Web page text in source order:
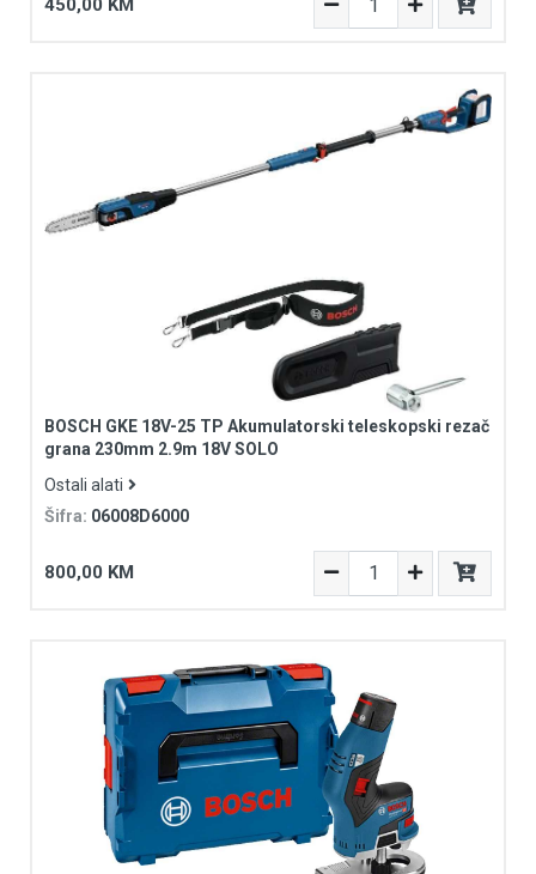
450,00 KM
BOSCH GKE 18V-25 TP Akumulatorski teleskopski rezač
grana 230mm 2.9m 18V SOLO
Ostali alati
Šifra: 06008D6000
800,00 KM